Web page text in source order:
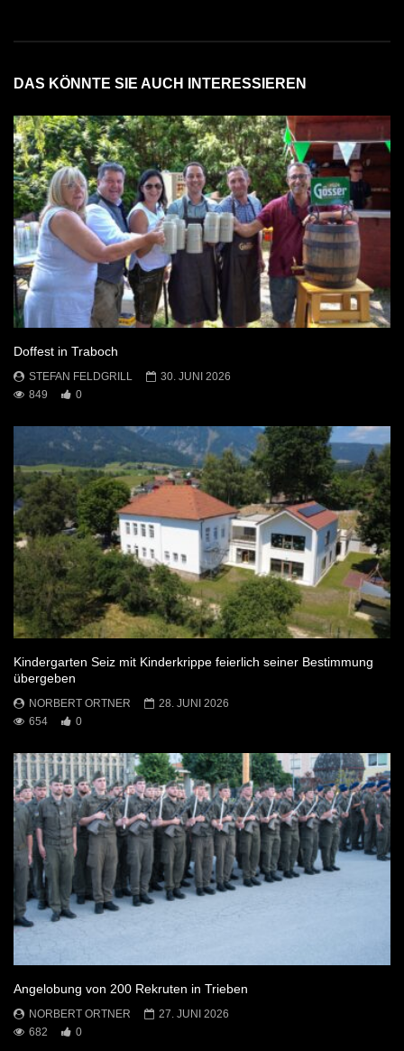
DAS KÖNNTE SIE AUCH INTERESSIEREN
Doffest in Traboch
STEFAN FELDGRILL
30. JUNI 2026
849
0
Kindergarten Seiz mit Kinderkrippe feierlich seiner Bestimmung
übergeben
NORBERT ORTNER
28. JUNI 2026
654
0
Angelobung von 200 Rekruten in Trieben
NORBERT ORTNER
27. JUNI 2026
682
0